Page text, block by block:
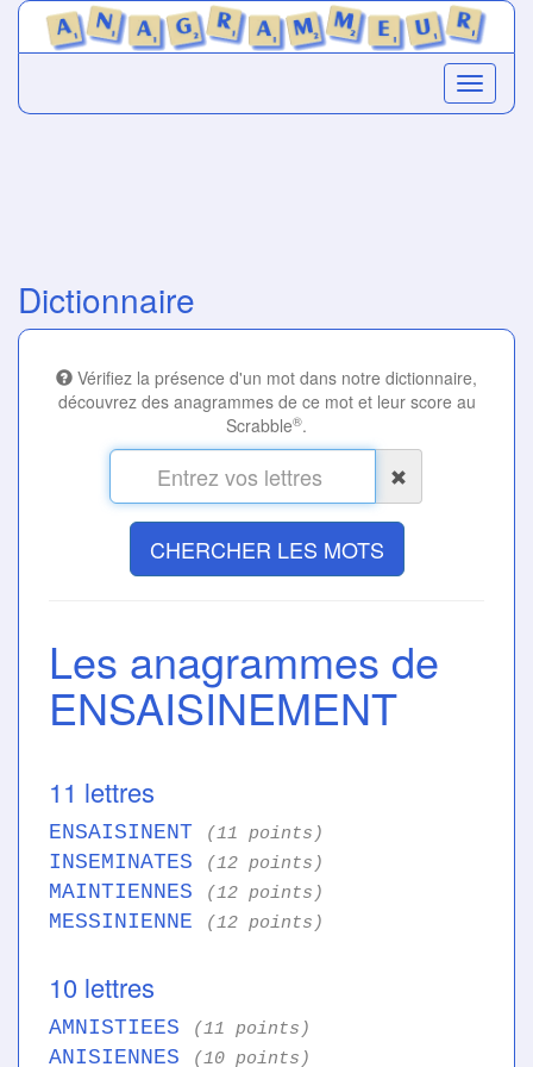
Dictionnaire
Vérifiez la présence d'un mot dans notre dictionnaire,
découvrez des anagrammes de ce mot et leur score au
Scrabble®.
CHERCHER LES MOTS
Les anagrammes de
ENSAISINEMENT
11 lettres
ENSAISINENT (11 points)
INSEMINATES (12 points)
MAINTIENNES (12 points)
MESSINIENNE (12 points)
10 lettres
AMNISTIEES (11 points)
ANISIENNES (10 points)